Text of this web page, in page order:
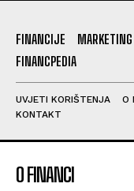
FINANCIJE MARKETING
FINANCPEDIA
UVJETI KORIŠTENJA O
KONTAKT
O FINANCI